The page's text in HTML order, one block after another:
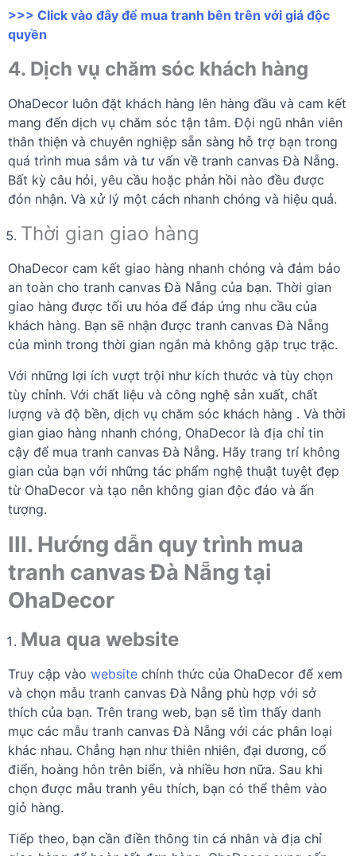
>>> Click vào đây để mua tranh bên trên với giá độc
quyền
4. Dịch vụ chăm sóc khách hàng
OhaDecor luôn đặt khách hàng lên hàng đầu và cam kết
mang đến dịch vụ chăm sóc tận tâm. Đội ngũ nhân viên
thân thiện và chuyên nghiệp sẵn sàng hỗ trợ bạn trong
quá trình mua sắm và tư vấn về tranh canvas Đà Nẵng.
Bất kỳ câu hỏi, yêu cầu hoặc phản hồi nào đều được
đón nhận. Và xử lý một cách nhanh chóng và hiệu quả.
Thời gian giao hàng
OhaDecor cam kết giao hàng nhanh chóng và đảm bảo
an toàn cho tranh canvas Đà Nẵng của bạn. Thời gian
giao hàng được tối ưu hóa để đáp ứng nhu cầu của
khách hàng. Bạn sẽ nhận được tranh canvas Đà Nẵng
của mình trong thời gian ngắn mà không gặp trục trặc.
Với những lợi ích vượt trội như kích thước và tùy chọn
tùy chỉnh. Với chất liệu và công nghệ sản xuất, chất
lượng và độ bền, dịch vụ chăm sóc khách hàng . Và thời
gian giao hàng nhanh chóng, OhaDecor là địa chỉ tin
cậy để mua tranh canvas Đà Nẵng. Hãy trang trí không
gian của bạn với những tác phẩm nghệ thuật tuyệt đẹp
từ OhaDecor và tạo nên không gian độc đáo và ấn
tượng.
III. Hướng dẫn quy trình mua
tranh canvas Đà Nẵng tại
OhaDecor
Mua qua website
Truy cập vào website chính thức của OhaDecor để xem
và chọn mẫu tranh canvas Đà Nẵng phù hợp với sở
thích của bạn. Trên trang web, bạn sẽ tìm thấy danh
mục các mẫu tranh canvas Đà Nẵng với các phân loại
khác nhau. Chẳng hạn như thiên nhiên, đại dương, cổ
điển, hoàng hôn trên biển, và nhiều hơn nữa. Sau khi
chọn được mẫu tranh yêu thích, bạn có thể thêm vào
giỏ hàng.
Tiếp theo, bạn cần điền thông tin cá nhân và địa chỉ